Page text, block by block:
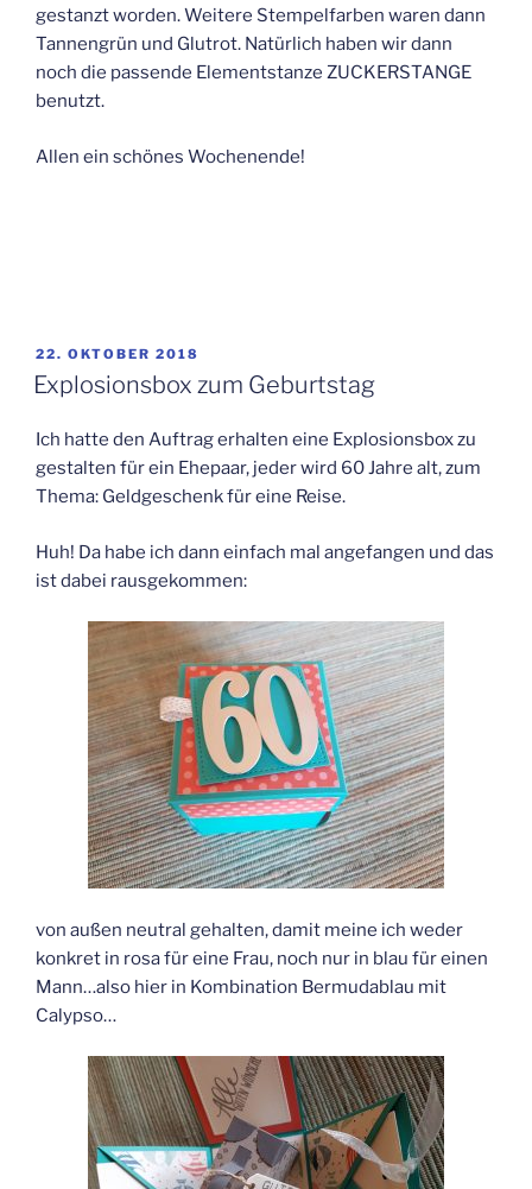
gestanzt worden. Weitere Stempelfarben waren dann
Tannengrün und Glutrot. Natürlich haben wir dann
noch die passende Elementstanze ZUCKERSTANGE
benutzt.
Allen ein schönes Wochenende!
VERÖFFENTLICHT
AM
22. OKTOBER 2018
Explosionsbox zum Geburtstag
Ich hatte den Auftrag erhalten eine Explosionsbox zu
gestalten für ein Ehepaar, jeder wird 60 Jahre alt, zum
Thema: Geldgeschenk für eine Reise.
Huh! Da habe ich dann einfach mal angefangen und das
ist dabei rausgekommen:
von außen neutral gehalten, damit meine ich weder
konkret in rosa für eine Frau, noch nur in blau für einen
Mann…also hier in Kombination Bermudablau mit
Calypso…